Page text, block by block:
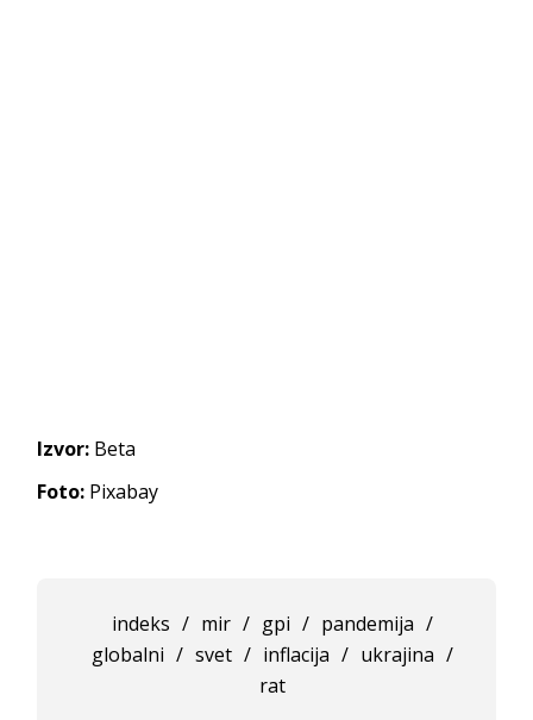
Izvor: Beta
Foto: Pixabay
indeks / mir / gpi / pandemija /
globalni / svet / inflacija / ukrajina /
rat